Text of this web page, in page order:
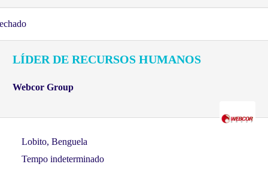
LÍDER DE RECURSOS HUMANOS
Webcor Group
Lobito, Benguela
Tempo indeterminado